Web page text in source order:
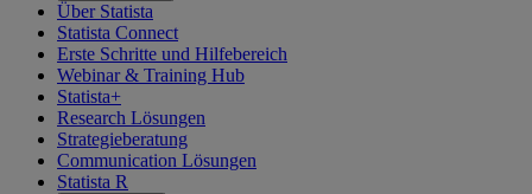
Über Statista
Statista Connect
Erste Schritte und Hilfebereich
Webinar & Training Hub
Statista+
Research Lösungen
Strategieberatung
Communication Lösungen
Statista R